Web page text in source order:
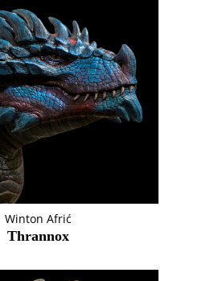
Winton Afrić
Thrannox